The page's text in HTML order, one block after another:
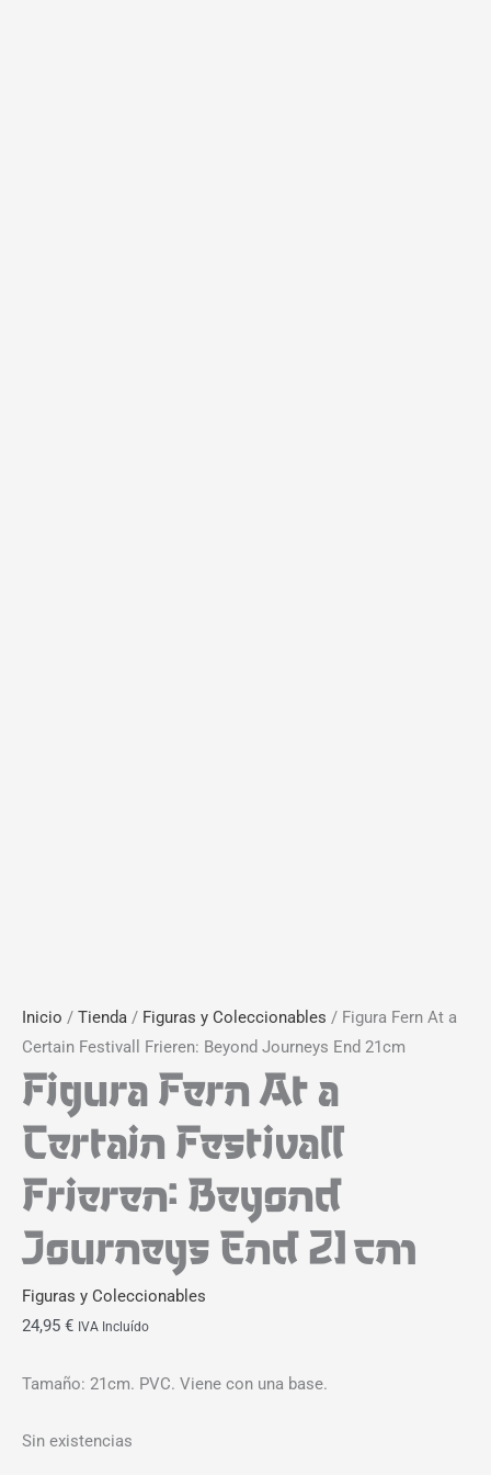
Inicio / Tienda / Figuras y Coleccionables / Figura Fern At a
Certain Festivall Frieren: Beyond Journeys End 21cm
Figura Fern At a
Certain Festivall
Frieren: Beyond
Journeys End 21cm
Figuras y Coleccionables
24,95 € IVA Incluído
Tamaño: 21cm. PVC. Viene con una base.
Sin existencias